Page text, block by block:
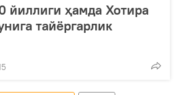
йиллиги ҳамда Хотира
тайёргарлик